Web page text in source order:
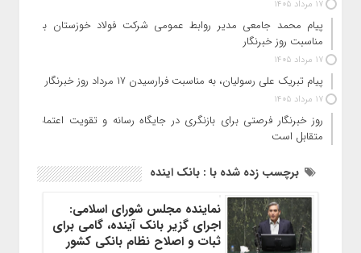
17 مرداد 1405
پیام محمد جامعی مدیر روابط عمومی شرکت فولاد خوزستان به
مناسبت روز خبرنگار
17 مرداد 1405
پیام تبریک علی رسولیان، به مناسبت فرارسیدن ۱۷ مرداد روز خبرنگار
17 مرداد 1405
روز خبرنگار فرصتی برای بازنگری در جایگاه رسانه و تقویت اعتماد
متقابل است
برچسب زده شده با : بانک اینده
نماینده مجلس شورای اسلامی:
اجرای گزیر بانک آینده، گامی برای
ثبات و اصلاح نظام بانکی کشور